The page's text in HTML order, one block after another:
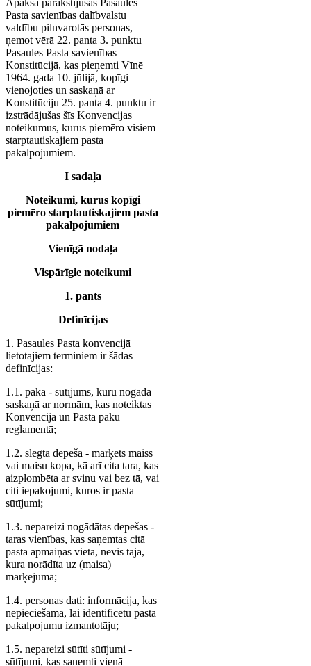
Pasta savienības dalībvalstu
valdību pilnvarotās personas,
ņemot vērā 22. panta 3. punktu
Pasaules Pasta savienības
Konstitūcijā, kas pieņemti Vīnē
1964. gada 10. jūlijā, kopīgi
vienojoties un saskaņā ar
Konstitūciju 25. panta 4. punktu ir
izstrādājušas šīs Konvencijas
noteikumus, kurus piemēro visiem
starptautiskajiem pasta
pakalpojumiem.
I sadaļa
Noteikumi, kurus kopīgi
piemēro starptautiskajiem pasta
pakalpojumiem
Vienīgā nodaļa
Vispārīgie noteikumi
1. pants
Definīcijas
1. Pasaules Pasta konvencijā
lietotajiem terminiem ir šādas
definīcijas:
1.1. paka - sūtījums, kuru nogādā
saskaņā ar normām, kas noteiktas
Konvencijā un Pasta paku
reglamentā;
1.2. slēgta depeša - marķēts maiss
vai maisu kopa, kā arī cita tara, kas
aizplombēta ar svinu vai bez tā, vai
citi iepakojumi, kuros ir pasta
sūtījumi;
1.3. nepareizi nogādātas depešas -
taras vienības, kas saņemtas citā
pasta apmaiņas vietā, nevis tajā,
kura norādīta uz (maisa)
marķējuma;
1.4. personas dati: informācija, kas
nepieciešama, lai identificētu pasta
pakalpojumu izmantotāju;
1.5. nepareizi sūtīti sūtījumi -
sūtījumi, kas saņemti vienā